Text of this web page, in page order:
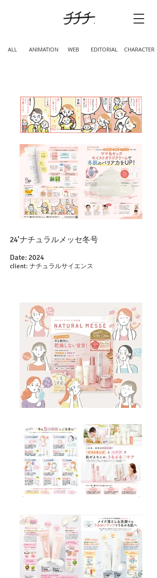
ALL ANIMATION WEB EDITORIAL CHARACTER
24’ナチュラルメッセ冬号
Date: 2024
client: ナチュラルサイエンス